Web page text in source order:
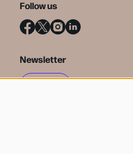
Follow us
Newsletter